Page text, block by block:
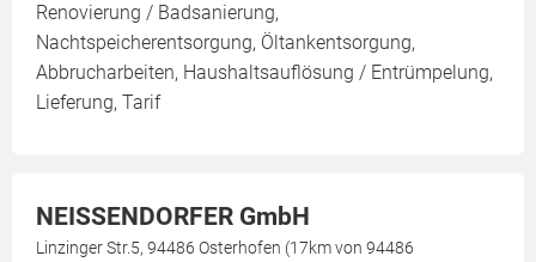
Renovierung / Badsanierung,
Nachtspeicherentsorgung, Öltankentsorgung,
Abbrucharbeiten, Haushaltsauflösung / Entrümpelung,
Lieferung, Tarif
NEISSENDORFER GmbH
Linzinger Str.5, 94486 Osterhofen (17km von 94486